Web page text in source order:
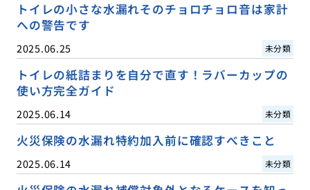
トイレの小さな水漏れそのチョロチョロ音は家計
への警告です
2025.06.25 未分類
トイレの紙詰まりを自分で直す！ラバーカップの
使い方完全ガイド
2025.06.14 未分類
火災保険の水漏れ特約加入前に確認すべきこと
2025.06.14 未分類